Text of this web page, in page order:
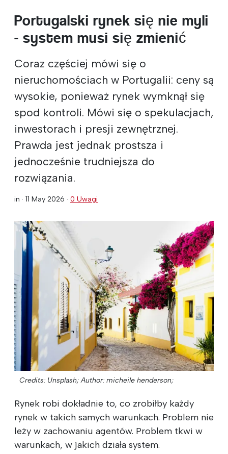
Portugalski rynek się nie myli
- system musi się zmienić
Coraz częściej mówi się o
nieruchomościach w Portugalii: ceny są
wysokie, ponieważ rynek wymknął się
spod kontroli. Mówi się o spekulacjach,
inwestorach i presji zewnętrznej.
Prawda jest jednak prostsza i
jednocześnie trudniejsza do
rozwiązania.
in · 11 May 2026 · 0 Uwagi
Credits: Unsplash; Author: micheile henderson;
Rynek robi dokładnie to, co zrobiłby każdy
rynek w takich samych warunkach. Problem nie
leży w zachowaniu agentów. Problem tkwi w
warunkach, w jakich działa system.